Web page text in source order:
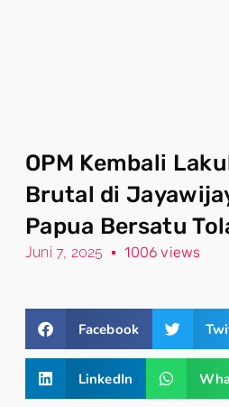
OPM Kembali
Brutal di
Papua Bersatu
Juni 7, 2025 1006 views
Facebook
LinkedIn